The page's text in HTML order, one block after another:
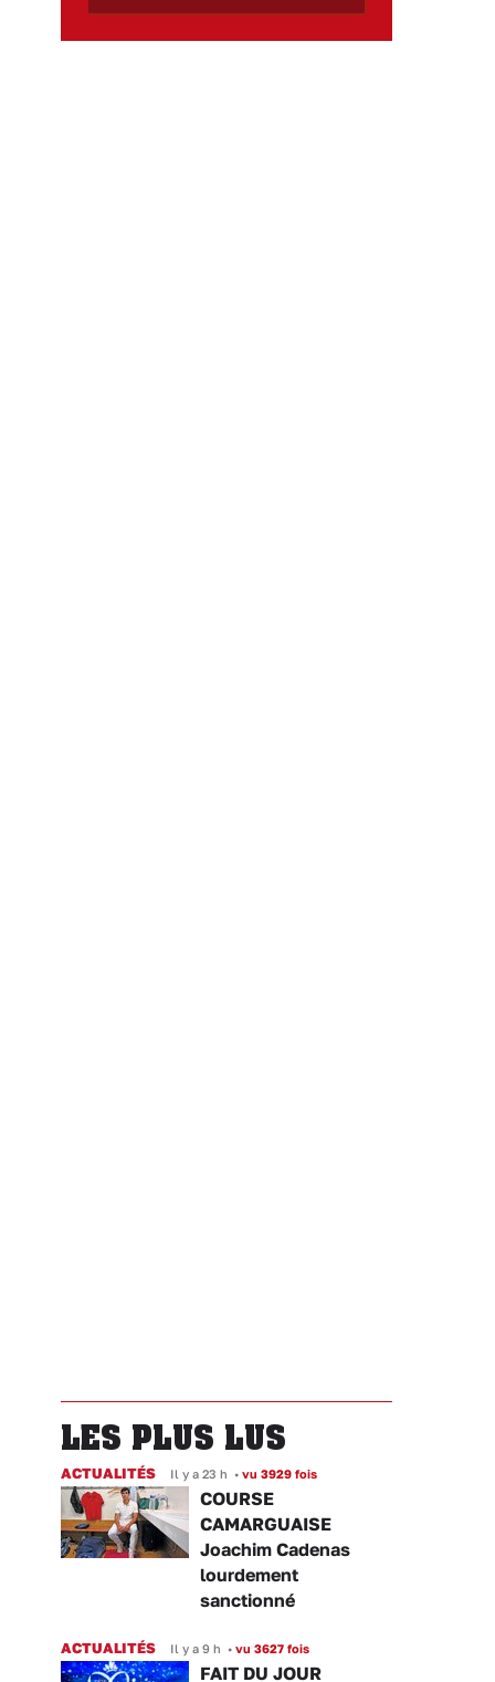
LES PLUS LUS
ACTUALITÉS Il y a 23 h • vu 3929 fois
COURSE
CAMARGUAISE
Joachim Cadenas
lourdement
sanctionné
ACTUALITÉS Il y a 9 h • vu 3627 fois
FAIT DU JOUR